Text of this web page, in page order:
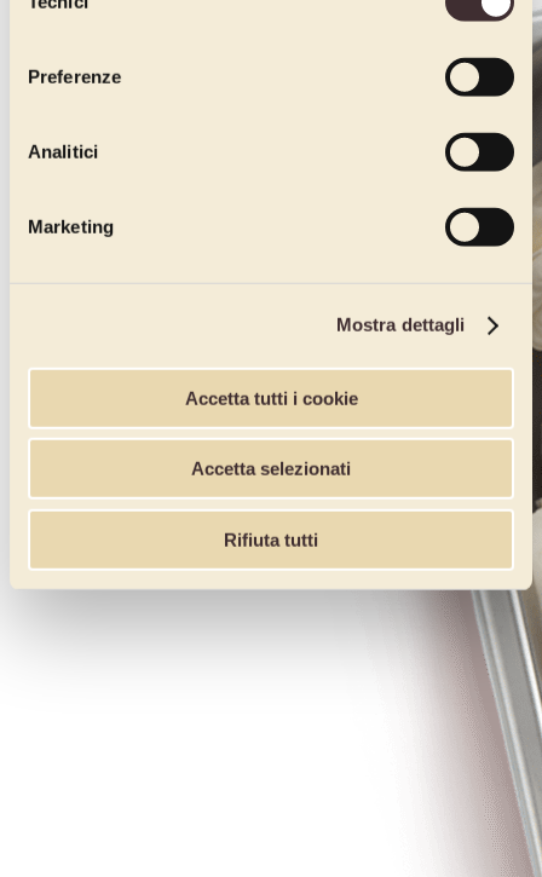
del
Preferenze
Analitici
Marketing
Mostra dettagli
Accetta tutti i cookie
Accetta selezionati
Rifiuta tutti